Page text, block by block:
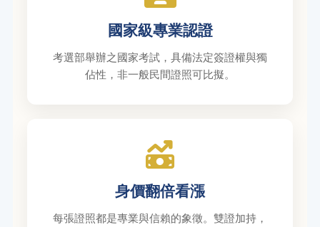
國家級專業認證
考選部舉辦之國家考試，具備法定簽證權與獨
佔性，非一般民間證照可比擬。
身價翻倍看漲
每張證照都是專業與信賴的象徵。雙證加持，